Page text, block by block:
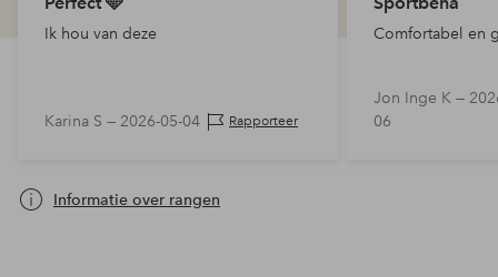
Ik hou van deze
Karina S — 2026-05-04 Rapporteer
Comfortabel en
Jon Inge K —
06
Informatie over rangen